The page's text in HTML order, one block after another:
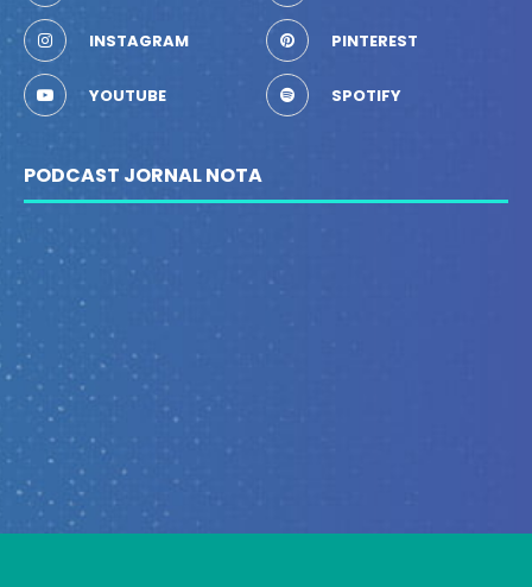
INSTAGRAM PINTEREST
YOUTUBE SPOTIFY
PODCAST JORNAL NOTA